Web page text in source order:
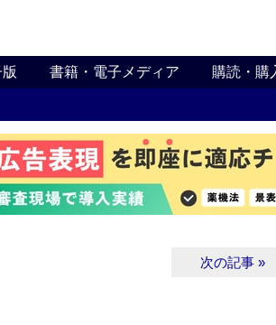
書籍・電子メディア 購読・購
次の記事 »